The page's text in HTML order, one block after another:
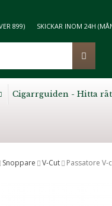
899) SKICKAR INOM 24H
Cigarrguiden - Hitta
Snoppare V-Cut Passatore V-